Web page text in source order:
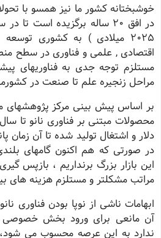
خوشبختانه كشور ما نیز همسو با
2025 میلادی ) به كشوری
اقتصادی , علمی و فناوری در سطح
مستلزم توجه جدی به فناوریهای
مراحل زنجیره علم تا صنعت در
بر اساس پیش بینی مركز پژوهشهای
دلار و اشتغال تولید شده تا آن زمان
در صورتی كه هم اكنون گامهای
این بازار بزرگ برنداریم ، بازپس
مراتب مشكلتر و مستلزم هزینه های
ابهامات ناشی از نوپا بودن فناوری
آن مانعی برای ورود بخش خصوصی
ندارد به این عرصه محسوب می